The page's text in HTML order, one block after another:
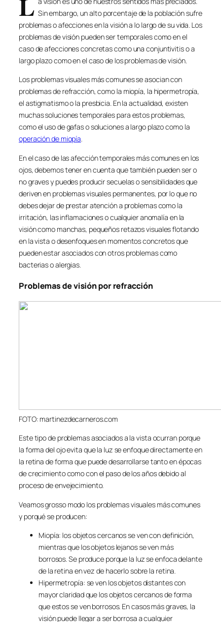
Sin embargo, un alto porcentaje de la población sufre
problemas o afecciones en la visión a lo largo de su vida. Los
problemas de visión pueden ser temporales como en el
caso de afecciones concretas como una conjuntivitis o a
largo plazo como en el caso de los problemas de visión.
Los problemas visuales más comunes se asocian con
problemas de refracción, como la miopía, la hipermetropía,
el astigmatismo o la presbicia. En la actualidad, existen
muchas soluciones temporales para estos problemas,
como el uso de gafas o soluciones a largo plazo como la
operación de miopía.
En el caso de las afección temporales más comunes en los
ojos, debemos tener en cuenta que también pueden ser o
no graves y puedes producir secuelas o sensibilidades que
deriven en problemas visuales permanentes, por lo que no
debes dejar de prestar atención a problemas como la
irritación, las inflamaciones o cualquier anomalía en la
visión como manchas, pequeños retazos visuales flotando
en la vista o desenfoques en momentos concretos que
pueden estar asociados con otros problemas como
bacterias o alergias.
Problemas de visión por refracción
FOTO: martinezdecarneros.com
Este tipo de problemas asociados a la vista ocurran porque
la forma del ojo evita que la luz se enfoque directamente en
la retina de forma que puede desarrollarse tanto en épocas
de crecimiento como con el paso de los años debido al
proceso de envejecimiento.
Veamosgrosso modo los problemas visuales más comunes
y porqué se producen:
Miopía: los objetos cercanos se ven con definición,
mientras que los objetos lejanos se ven más
borrosos. Se produce porque la luz se enfoca delante
de la retina en vez de hacerlo sobre la retina.
Hipermetropía: se ven los objetos distantes con
mayor claridad que los objetos cercanos de forma
que estos se ven borrosos. En casos más graves, la
visión puede llegar a ser borrosa a cualquier